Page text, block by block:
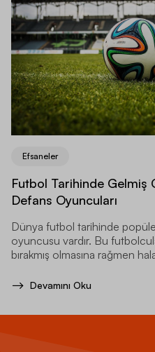
Efsaneler
Futbol Tarihinde Gelmiş
Defans Oyuncuları
Dünya futbol tarihinde
oyuncusu vardır. Bu
bırakmış olmasına rağmen
Devamını Oku